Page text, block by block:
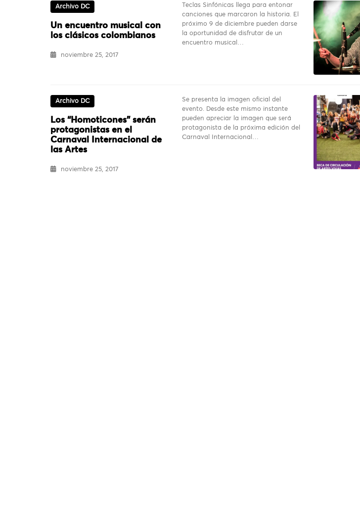
Archivo DC
Un encuentro musical con
los clásicos colombianos
noviembre 25, 2017
Teclas Sinfónicas llega para entonar
canciones que marcaron la historia. El
próximo 9 de diciembre pueden darse
la oportunidad de disfrutar de un
encuentro musical…
Archivo DC
Los “Homoticones” serán
protagonistas en el
Carnaval Internacional de
las Artes
noviembre 25, 2017
Se presenta la imagen oficial del
evento. Desde este mismo instante
pueden apreciar la imagen que será
protagonista de la próxima edición del
Carnaval Internacional…